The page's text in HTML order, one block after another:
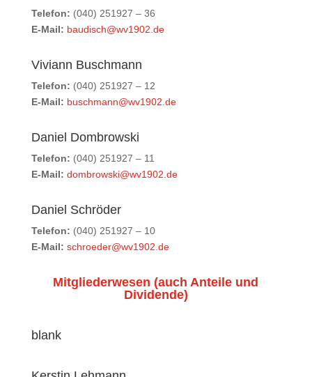
Telefon: (040) 251927 – 36
E-Mail: baudisch@wv1902.de
Viviann Buschmann
Telefon: (040) 251927 – 12
E-Mail: buschmann@wv1902.de
Daniel Dombrowski
Telefon: (040) 251927 – 11
E-Mail: dombrowski@wv1902.de
Daniel Schröder
Telefon: (040) 251927 – 10
E-Mail: schroeder@wv1902.de
Mitgliederwesen (auch Anteile und
Dividende)
blank